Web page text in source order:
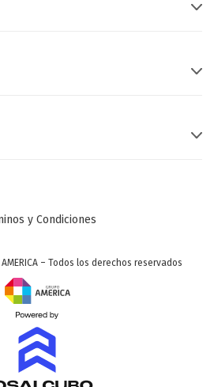
y Condiciones
– Todos los derechos reservados